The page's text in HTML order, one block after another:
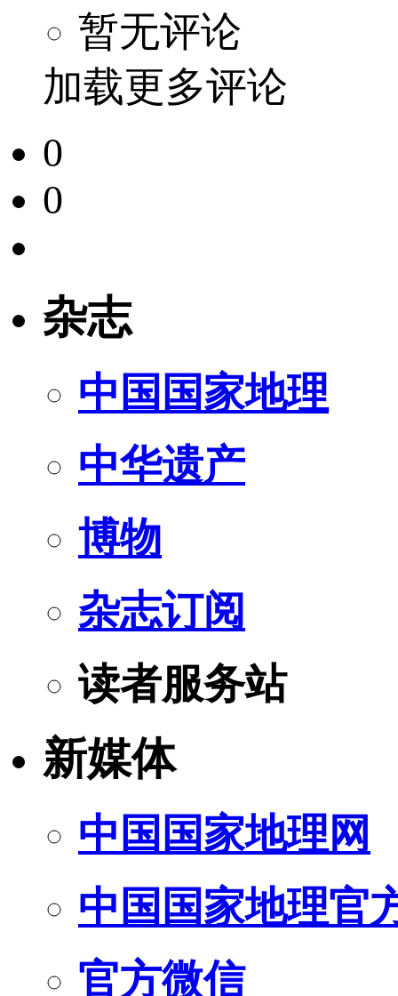
暂无评论
加载更多评论
0
0
杂志
中国国家地理
中华遗产
博物
杂志订阅
读者服务站
新媒体
中国国家地理网
中国国家地理官
官方微信